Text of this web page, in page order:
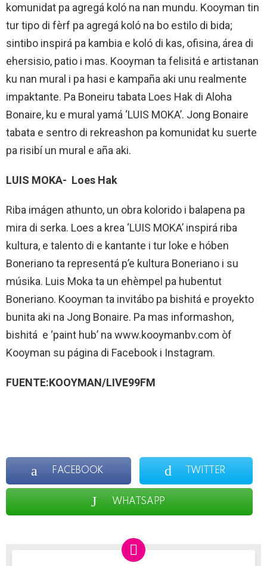
komunidat pa agregá koló na nan mundu. Kooyman tin
tur tipo di fèrf pa agregá koló na bo estilo di bida;
sintibo inspirá pa kambia e koló di kas, ofisina, área di
ehersisio, patio i mas. Kooyman ta felisitá e artistanan
ku nan mural i pa hasi e kampaña aki unu realmente
impaktante. Pa Boneiru tabata Loes Hak di Aloha
Bonaire, ku e mural yamá ‘LUIS MOKA’. Jong Bonaire
tabata e sentro di rekreashon pa komunidat ku suerte
pa risibí un mural e aña aki.
LUIS MOKA- Loes Hak
Riba imágen athunto, un obra kolorido i balapena pa
mira di serka. Loes a krea ‘LUIS MOKA’ inspirá riba
kultura, e talento di e kantante i tur loke e hóben
Boneriano ta representá p’e kultura Boneriano i su
músika. Luis Moka ta un ehèmpel pa hubentut
Boneriano. Kooyman ta invitábo pa bishitá e proyekto
bunita aki na Jong Bonaire. Pa mas informashon,
bishitá e ‘paint hub’ na www.kooymanbv.com òf
Kooyman su página di Facebook i Instagram.
FUENTE:KOOYMAN/LIVE99FM
FACEBOOK TWITTER
WHATSAPP